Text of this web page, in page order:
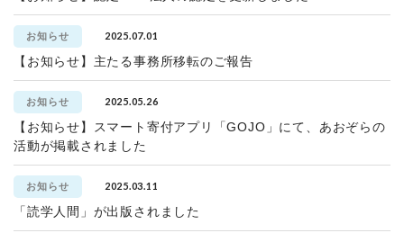
お知らせ 2025.07.01
【お知らせ】主たる事務所移転のご報告
お知らせ 2025.05.26
【お知らせ】スマート寄付アプリ「GOJO」にて、あおぞらの
活動が掲載されました
お知らせ 2025.03.11
「読学人間」が出版されました